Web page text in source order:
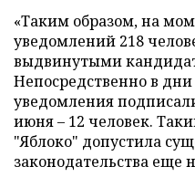
«Таким образом, на
уведомлений 218
выдвинутыми
Непосредственно в
уведомления
июня – 12 человек.
"Яблоко" допустила
законодательства